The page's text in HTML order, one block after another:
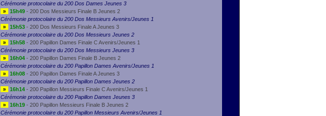
Cérémonie protocolaire du 200 Dos Dames Jeunes 3
»
15h49 - 200 Dos Messieurs Finale B Jeunes 2
Cérémonie protocolaire du 200 Dos Messieurs Avenirs/Jeunes 1
»
15h53 - 200 Dos Messieurs Finale A Jeunes 3
Cérémonie protocolaire du 200 Dos Messieurs Jeunes 2
»
15h58 - 200 Papillon Dames Finale C Avenirs/Jeunes 1
Cérémonie protocolaire du 200 Dos Messieurs Jeunes 3
»
16h04 - 200 Papillon Dames Finale B Jeunes 2
Cérémonie protocolaire du 200 Papillon Dames Avenirs/Jeunes 1
»
16h08 - 200 Papillon Dames Finale A Jeunes 3
Cérémonie protocolaire du 200 Papillon Dames Jeunes 2
»
16h14 - 200 Papillon Messieurs Finale C Avenirs/Jeunes 1
Cérémonie protocolaire du 200 Papillon Dames Jeunes 3
»
16h19 - 200 Papillon Messieurs Finale B Jeunes 2
Cérémonie protocolaire du 200 Papillon Messieurs Avenirs/Jeunes 1